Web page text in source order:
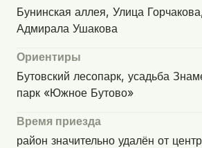
Бунинская аллея, Улица
Адмирала Ушакова
Ориентиры
Бутовский лесопарк, усадьба
парк «Южное Бутово»
Время приезда
район значительно удалён от